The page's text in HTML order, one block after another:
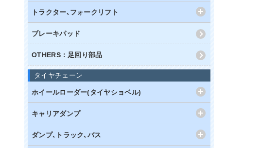
トラクター､フォークリフト
ブレーキパッド
OTHERS：足回り部品
タイヤチェーン
ホイールローダー(タイヤショベル)
キャリアダンプ
ダンプ､トラック､バス